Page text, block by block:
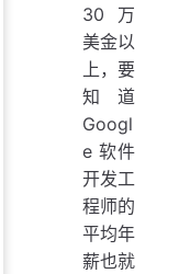
30 万
美金以
上，要
知道
Googl
e 软件
开发工
程师的
平均年
薪也就